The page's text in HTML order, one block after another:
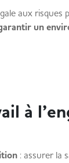
aux risques
un
à
: assurer la